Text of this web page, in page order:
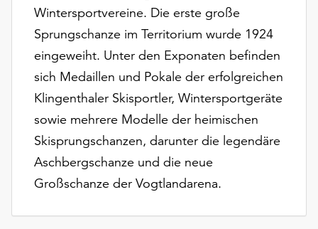
Wintersportvereine. Die erste große
Sprungschanze im Territorium wurde 1924
eingeweiht. Unter den Exponaten befinden
sich Medaillen und Pokale der erfolgreichen
Klingenthaler Skisportler, Wintersportgeräte
sowie mehrere Modelle der heimischen
Skisprungschanzen, darunter die legendäre
Aschbergschanze und die neue
Großschanze der Vogtlandarena.